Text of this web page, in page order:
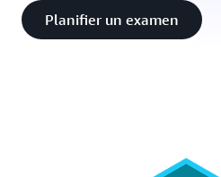
Planifier un examen